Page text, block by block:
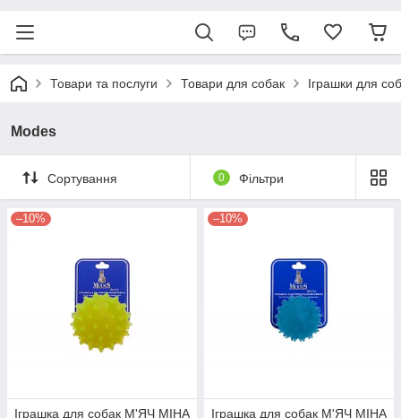
Товари та послуги Товари для собак Іграшки для
Modes
Сортування 0 Фільтри
–10%
Іграшка для собак М'ЯЧ МІНА
–10%
Іграшка для собак М'ЯЧ МІНА